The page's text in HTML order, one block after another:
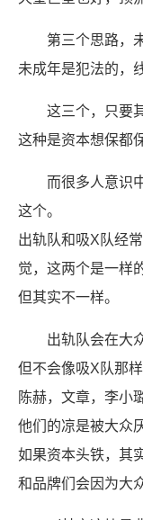
第三个思路，
未成年是犯法的，
这三个，只要
这种是资本想保都
而很多人意识
这个。
出轨队和吸X队经
觉，这两个是一样
但其实不一样。
出轨队会在大
但不会像吸X队那
陈赫，文章，李小
他们的凉是被大众
如果资本头铁，其
和品牌们会因为大